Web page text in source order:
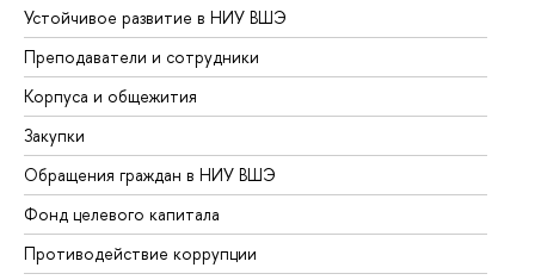
Устойчивое развитие в НИУ ВШЭ
Преподаватели и сотрудники
Корпуса и общежития
Закупки
Обращения граждан в НИУ ВШЭ
Фонд целевого капитала
Противодействие коррупции